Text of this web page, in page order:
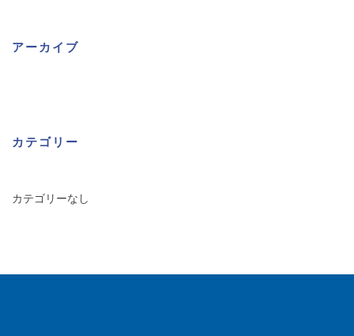
アーカイブ
カテゴリー
カテゴリーなし